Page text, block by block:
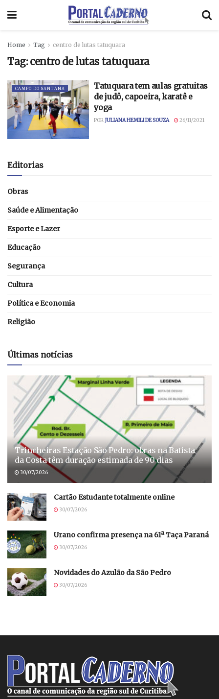
Home Tag centro de lutas tatuquara
Tag: centro de lutas tatuquara
CAMPO DO SANTANA
Tatuquara tem aulas gratuitas
de judô, capoeira, karatê e
yoga
POR JULIANA HEMILI DE SOUZA 26/11/2021
Editorias
Obras
Saúde e Alimentação
Esporte e Lazer
Educação
Segurança
Cultura
Política e Economia
Religião
Últimas notícias
Trincheiras Estação São Pedro: obras na Batista
da Costa têm duração estimada de 90 dias
30/07/2026
Cartão Estudante totalmente online
30/07/2026
Urano confirma presença na 61ª Taça Paraná
30/07/2026
Novidades do Azulão da São Pedro
30/07/2026